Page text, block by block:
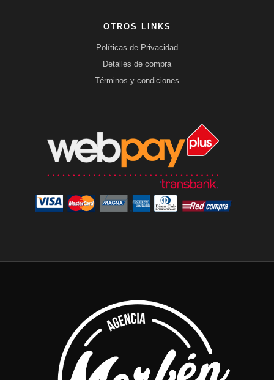
OTROS LINKS
Políticas de Privacidad
Detalles de compra
Términos y condiciones